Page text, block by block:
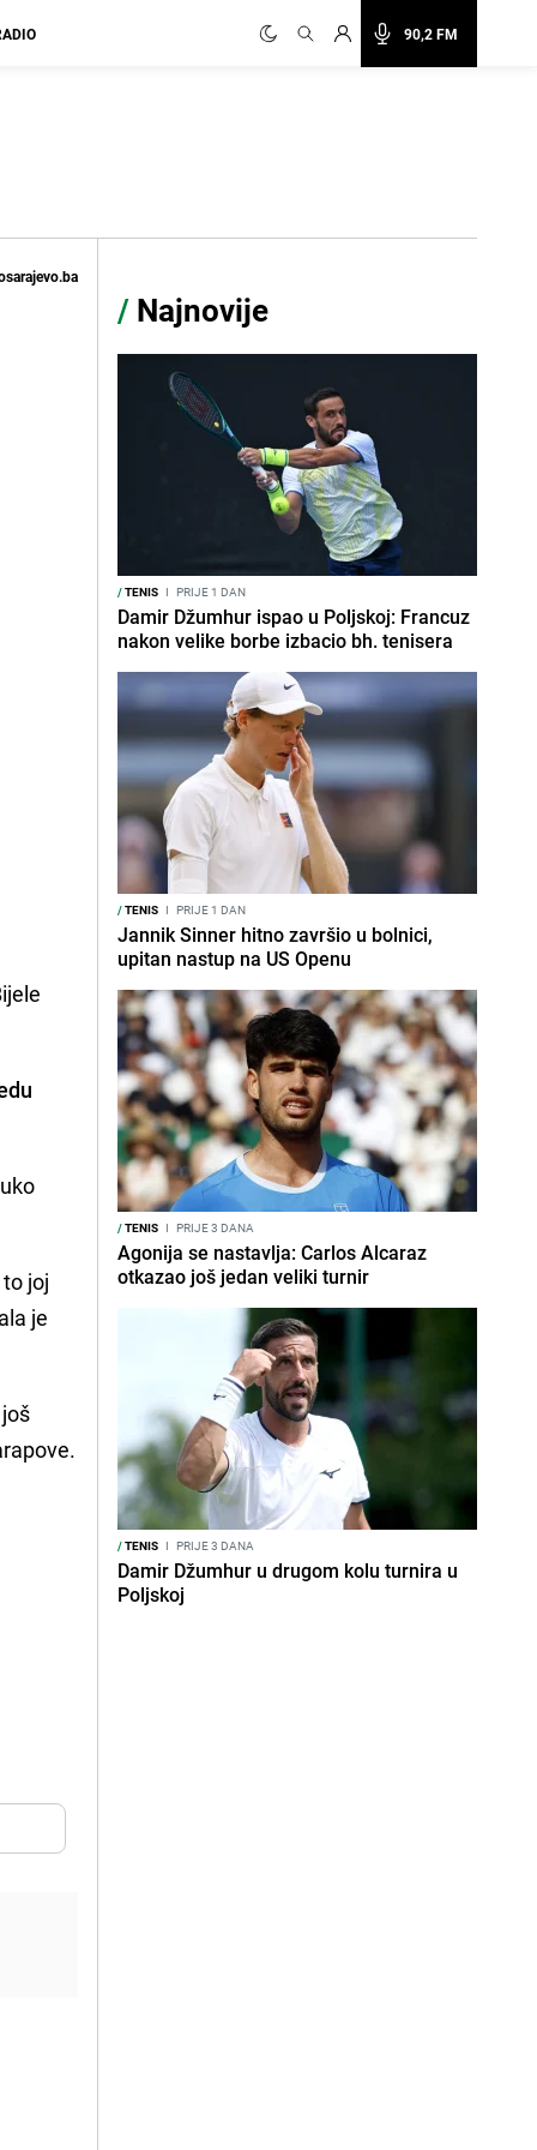
90,2 FM
joj
je
/ Najnovije
/TENIS I PRIJE 1 DAN
Damir Džumhur ispao u Poljskoj: Francuz
nakon velike borbe izbacio bh. tenisera
/TENIS I PRIJE 1 DAN
Jannik Sinner hitno završio u bolnici,
upitan nastup na US Openu
/TENIS I PRIJE 3 DANA
Agonija se nastavlja: Carlos Alcaraz
otkazao još jedan veliki turnir
/TENIS I PRIJE 3 DANA
Damir Džumhur u drugom kolu turnira u
Poljskoj